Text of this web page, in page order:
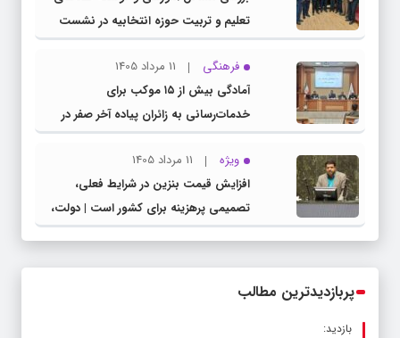
تعلیم و تربیت حوزه انتخابیه در نشست
مشترک عضو کمیسیون آموزش مجلس با
مدیرکل آموزش و پرورش خراسان رضوی
فرهنگی
11 مرداد 1405
آمادگی بیش از ۱۵ موکب برای
خدمات‌رسانی به زائران پیاده آخر صفر در
شهرستان چناران
ویژه
11 مرداد 1405
افزایش قیمت بنزین در شرایط فعلی،
تصمیمی پرهزینه برای کشور است | دولت،
قاچاق سوخت و عوامل اصلی ناترازی را
پربازدیدترین مطالب
بازدید: